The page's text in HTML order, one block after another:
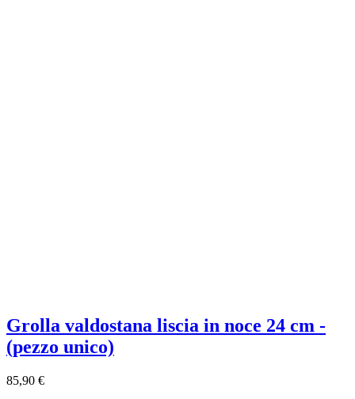
Grolla valdostana liscia in noce 24 cm -
(pezzo unico)
85,90 €